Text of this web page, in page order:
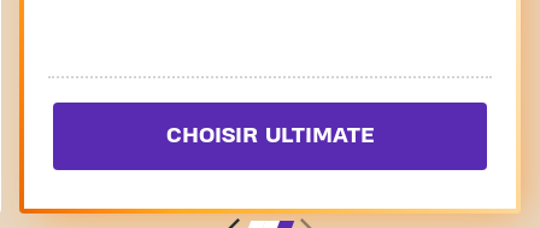
CHOISIR ULTIMATE